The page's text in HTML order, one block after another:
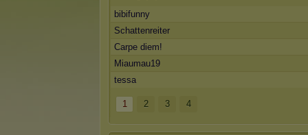
bibifunny
Schattenreiter
Carpe diem!
Miaumau19
tessa
1 2 3 4